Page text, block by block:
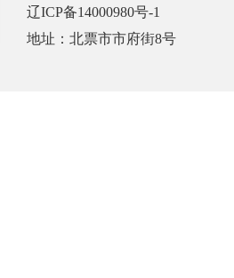
辽ICP备14000980号-1
地址：北票市市府街8号